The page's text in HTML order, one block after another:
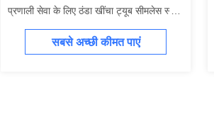
प्रणाली सेवा के लिए ठंडा खींचा ट्यूब सीमलेस स्टील
सबसे अच्छी कीमत पाएं